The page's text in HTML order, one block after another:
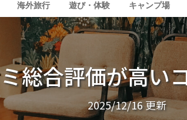
海外旅行 遊び・体験 キャンプ場
総合評価が高い
2025/12/16更新